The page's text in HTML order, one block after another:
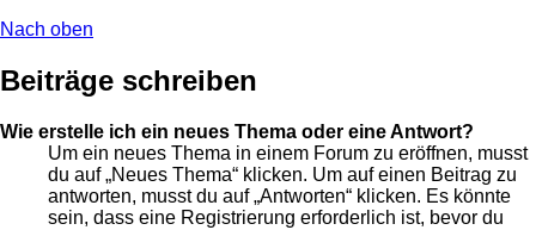
Nach oben
Beiträge schreiben
Wie erstelle ich ein neues Thema oder eine Antwort?
Um ein neues Thema in einem Forum zu eröffnen, musst
du auf „Neues Thema“ klicken. Um auf einen Beitrag zu
antworten, musst du auf „Antworten“ klicken. Es könnte
sein, dass eine Registrierung erforderlich ist, bevor du